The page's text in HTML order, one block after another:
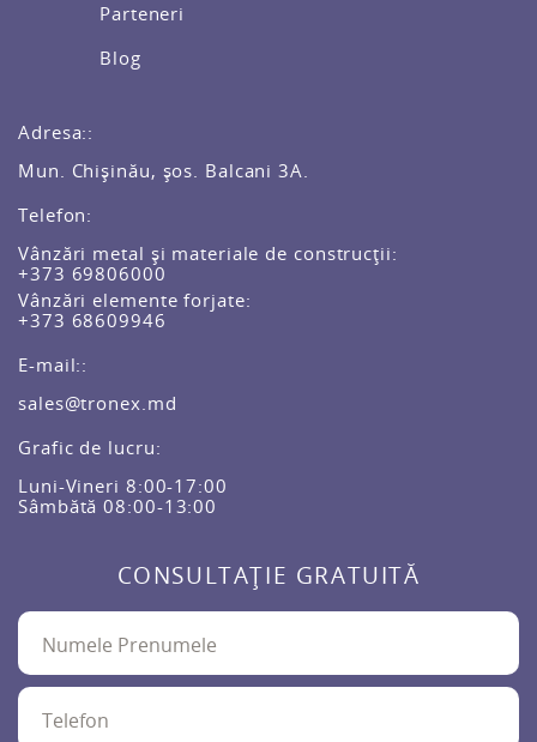
Parteneri
Blog
Adresa::
Mun. Chișinău, șos. Balcani 3A.
Telefon:
Vânzări metal și materiale de construcții:
+373 69806000
Vânzări elemente forjate:
+373 68609946
E-mail::
sales@tronex.md
Grafic de lucru:
Luni-Vineri 8:00-17:00
Sâmbătă 08:00-13:00
CONSULTAȚIE GRATUITĂ